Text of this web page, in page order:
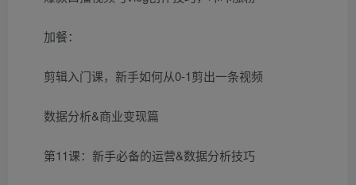
加餐：
剪辑入门课，新手如何从0-1剪出一条视频
数据分析&商业变现篇
第11课：新手必备的运营&数据分析技巧